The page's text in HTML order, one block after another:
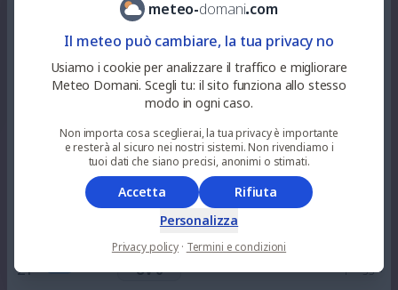
26
85 %
UV 6
pioggia
28° UV 7
parzialmente nuvoloso
UV 3
alquanto soleggiato
21
76%
UV 0
pioggia
meteo-domani.com
Il meteo può cambiare, la tua privacy no
Usiamo i cookie per analizzare il traffico e migliorare
Meteo Domani. Scegli tu: il sito funziona allo stesso
modo in ogni caso.
Non importa cosa sceglierai, la tua privacy è importante
e resterà al sicuro nei nostri sistemi. Non rivendiamo i
tuoi dati che siano precisi, anonimi o stimati.
Accetta
Rifiuta
Personalizza
Privacy policy · Termini e condizioni